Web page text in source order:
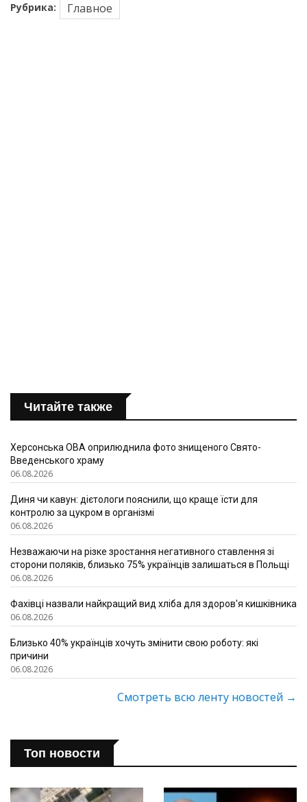
Рубрика: Главное
Читайте также
Херсонська ОВА оприлюднила фото знищеного Свято-
Введенського храму
06.08.2026
Диня чи кавун: дієтологи пояснили, що краще їсти для
контролю за цукром в організмі
06.08.2026
Незважаючи на різке зростання негативного ставлення зі
сторони поляків, близько 75% українців залишаться в Польщі
06.08.2026
Фахівці назвали найкращий вид хліба для здоров'я кишківника
06.08.2026
Близько 40% українців хочуть змінити свою роботу: які
причини
06.08.2026
Смотреть всю ленту новостей →
Топ новости